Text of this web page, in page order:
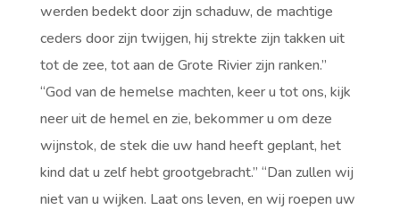
werden bedekt door zijn schaduw, de machtige
ceders door zijn twijgen, hij strekte zijn takken uit
tot de zee, tot aan de Grote Rivier zijn ranken.”
“God van de hemelse machten, keer u tot ons, kijk
neer uit de hemel en zie, bekommer u om deze
wijnstok, de stek die uw hand heeft geplant, het
kind dat u zelf hebt grootgebracht.” “Dan zullen wij
niet van u wijken. Laat ons leven, en wij roepen uw